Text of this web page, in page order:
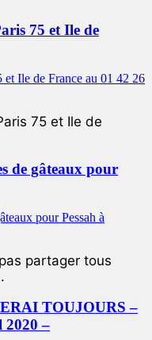
75 et Ile de
75 et Ile de
de gâteaux pour
partager tous
TOUJOURS –
2020 –